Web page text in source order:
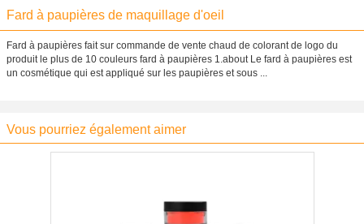
Fard à paupières de maquillage d'oeil
Fard à paupières fait sur commande de vente chaud de colorant de logo du
produit le plus de 10 couleurs fard à paupières 1.about Le fard à paupières est
un cosmétique qui est appliqué sur les paupières et sous ...
Vous pourriez également aimer